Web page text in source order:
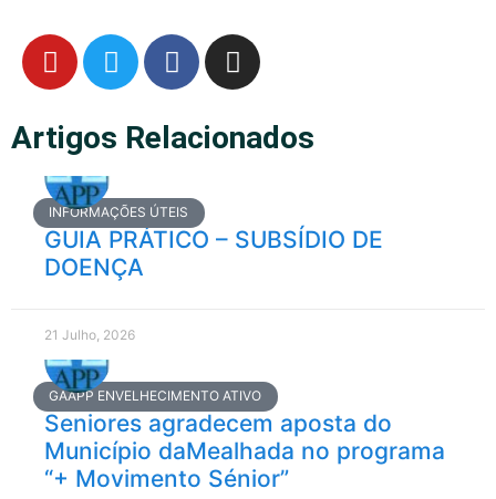
Artigos Relacionados
INFORMAÇÕES ÚTEIS
GUIA PRÁTICO – SUBSÍDIO DE
DOENÇA
21 Julho, 2026
GAAPP ENVELHECIMENTO ATIVO
Seniores agradecem aposta do
Município daMealhada no programa
“+ Movimento Sénior”